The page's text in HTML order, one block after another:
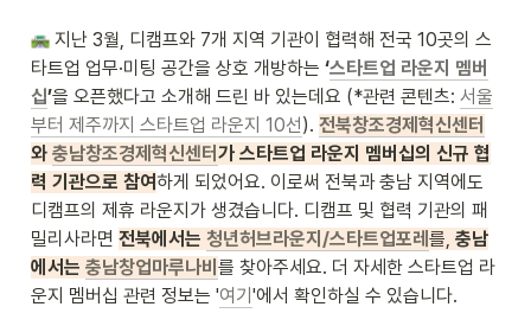
지난 3월, 디캠프와 7개 지역 기관이 협력해 전국 10곳의 스
타트업 업무·미팅 공간을 상호 개방하는 ‘스타트업 라운지 멤버
십’을 오픈했다고 소개해 드린 바 있는데요 (*관련 콘텐츠: 서울
부터 제주까지 스타트업 라운지 10선). 전북창조경제혁신센터
와 충남창조경제혁신센터 가 스타트업 라운지 멤버십의 신규 협
력 기관으로 참여하게 되었어요. 이로써 전북과 충남 지역에도
디캠프의 제휴 라운지가 생겼습니다. 디캠프 및 협력 기관의 패
밀리사라면 전북에서는 청년허브라운지/스타트업포레 를, 충남
에서는 충남창업마루나비 를 찾아주세요. 더 자세한 스타트업 라
운지 멤버십 관련 정보는 '여기 '에서 확인하실 수 있습니다.